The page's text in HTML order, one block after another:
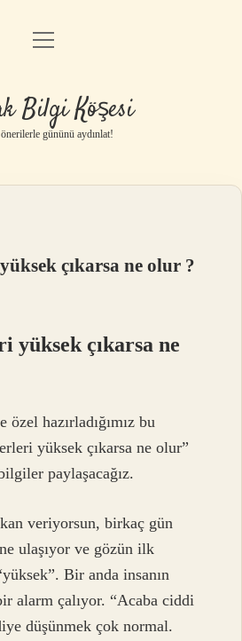
Anasayfa
Yasal Uyarı
menüyü
Bilgi Köşesi
önerilerle gününü aydınlat!
çıkarsa ne olur ?
yüksek çıkarsa ne
hazırladığımız bu
yüksek çıkarsa ne olur”
paylaşacağız.
kan veriyorsun, birkaç gün
ulaşıyor ve gözün ilk
Bir anda insanın
alarm çalıyor. “Acaba ciddi
düşünmek çok normal.